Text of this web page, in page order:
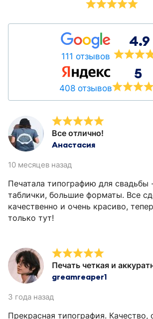
111 отзывов
4.9
408 отзывов
5
Все отлично!
Анастасия
10 месяцев назад
Печатала типографию для
таблички, большие форматы. Все
качественно и очень красиво,
только тут!
Печать четкая и
greamreaper1
3 года назад
Прекрасная типография. Качество,